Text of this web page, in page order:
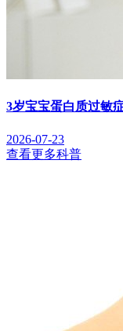
3岁宝宝蛋白质过敏
2026-07-23
查看更多科普